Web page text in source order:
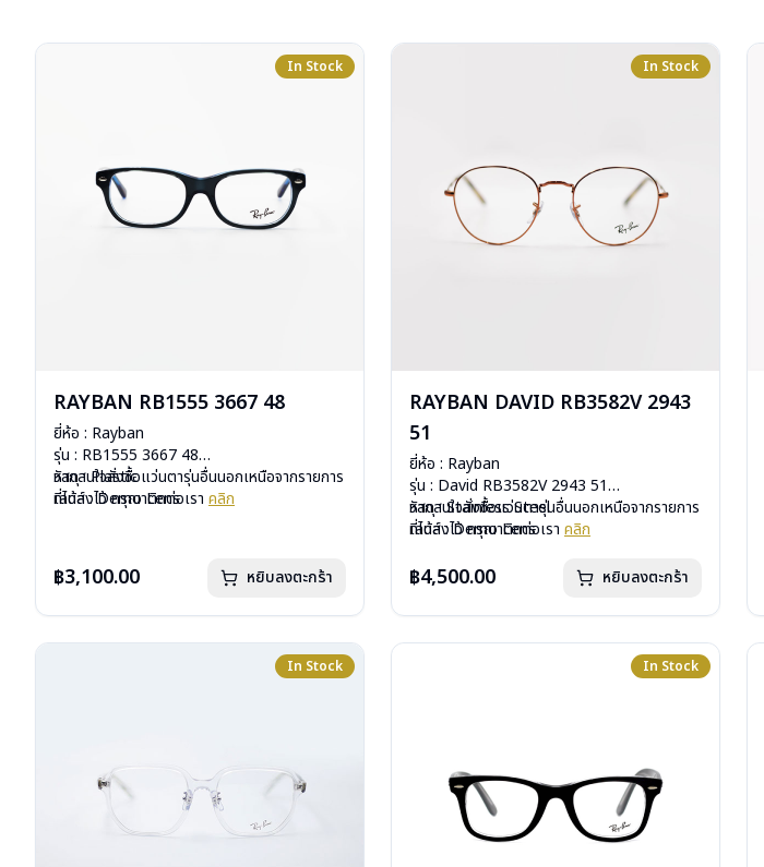
In Stock
RAYBAN RB1555 3667 48
ยี่ห้อ : Rayban
รุ่น : RB1555 3667 48
วัสดุ : Plastic
เลนส์ : Demo Lens
อุปกรณ์ : กล่องแว่น, ผ้าเช็ดแว่น, คู่มือ
การรับประกัน : 2 ปี (ประกันศูนย์ Luxottica )
หากสนใจสั่งชื้อแว่นตารุ่นอื่นนอกเหนือจากรายการ
ที่ได้ลงไว้ กรุณาติดต่อเรา คลิก
฿3,100.00 หยิบลงตะกร้า
In Stock
RAYBAN DAVID RB3582V 2943
51
ยี่ห้อ : Rayban
รุ่น : David RB3582V 2943 51
วัสดุ : Stainless Steel
เลนส์ : Demo Lens
น้ำหนัก : 18 กรัม
การรับประกัน : 2 ปี (ประกันศูนย์ Luxottica )
หากสนใจสั่งชื้อแว่นตารุ่นอื่นนอกเหนือจากรายการ
ที่ได้ลงไว้ กรุณาติดต่อเรา คลิก
฿4,500.00 หยิบลงตะกร้า
In Stock In Stock